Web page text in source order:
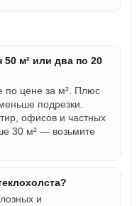
м² или два по 20
по цене за м². Плюс
подрезки.
офисов и частных
30 м² — возьмите
и